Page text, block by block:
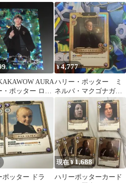
ナガル SR★ 談話室
AURA
・ポッター ロ
ィーズリー SSP
¥4,777
ハリー・ポッター ミ
ネルバ・マクゴナガ
ル SR パラレル 1
ポッター ドラ
現在 ¥ 1,688
ハリーポッターカード